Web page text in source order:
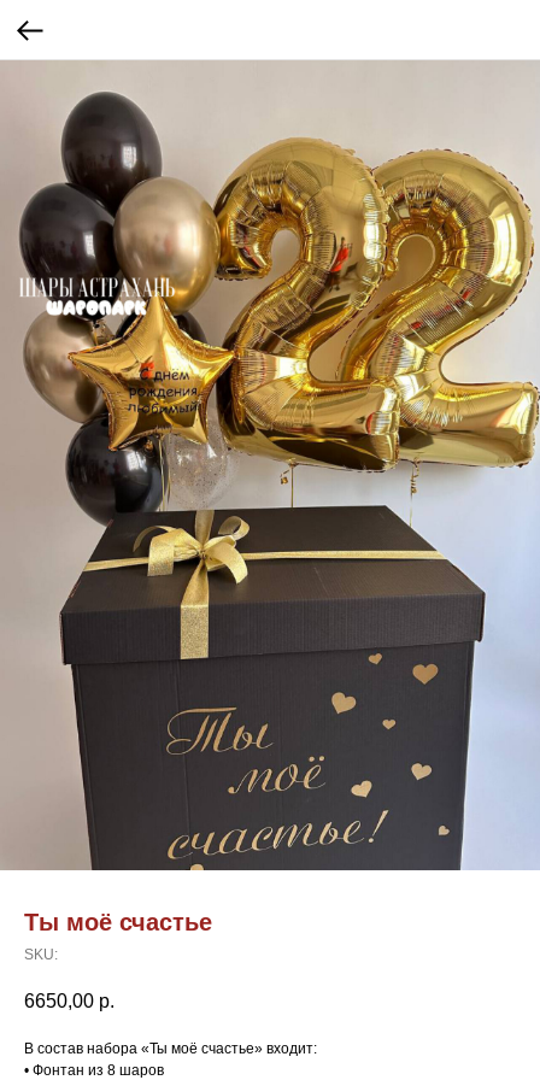
Ты моё счастье
SKU:
6650,00 р.
В состав набора «Ты моё счастье» входит:
• Фонтан из 8 шаров